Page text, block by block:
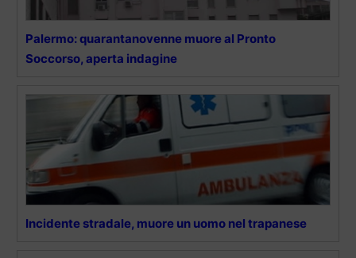
Palermo: quarantanovenne muore al Pronto
Soccorso, aperta indagine
Incidente stradale, muore un uomo nel trapanese